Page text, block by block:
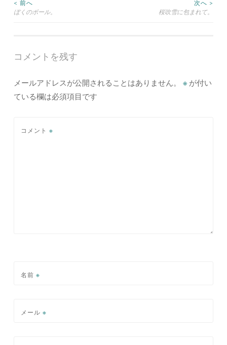
投
ナ
ゲ
シ
< 前へ
ぼくのボール。
次へ >
桜吹雪に包まれて。
コメントを残す
メールアドレスが公開されることはありません。 ※ が付い
ている欄は必須項目です
コメント ※
名前 ※
メール ※